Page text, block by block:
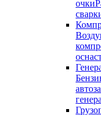
очки